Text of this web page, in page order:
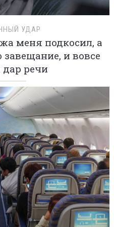
УДАР
меня подкосил, а
завещание, и вовсе
дар речи